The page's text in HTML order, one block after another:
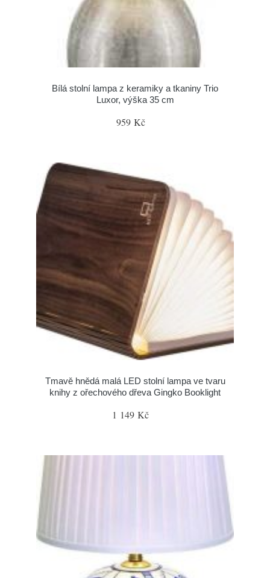
Bílá stolní lampa z keramiky a tkaniny Trio
Luxor, výška 35 cm
959 Kč
Tmavě hnědá malá LED stolní lampa ve tvaru
knihy z ořechového dřeva Gingko Booklight
1 149 Kč